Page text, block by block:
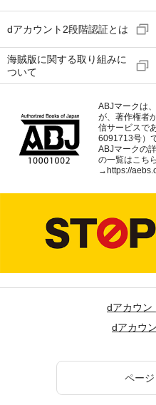
dアカウント2段階認証とは
海賊版に関する取り組みに
ついて
ABJマークは
が、著作権者
信サービスで
6091713号）
ABJマークの
の一覧はこちら
→ https://
dアカウン
dアカウ
ペー